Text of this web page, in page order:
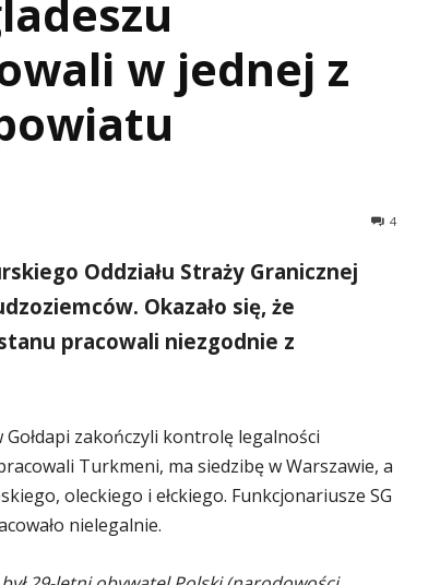
w jednej z
4
Oddziału Straży Granicznej
Okazało się, że
pracowali niezgodnie z
zakończyli kontrolę legalności
Turkmeni, ma siedzibę w Warszawie, a
oleckiego i ełckiego. Funkcjonariusze SG
nielegalnie.